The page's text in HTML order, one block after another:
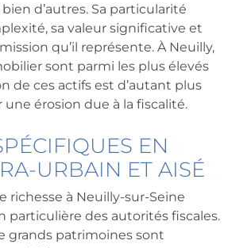
d’autres. Sa particularité
sa valeur significative et
qu’il représente. À Neuilly,
sont parmi les plus élevés
de ces actifs est d’autant plus
érosion due à la fiscalité.
EN
URBAIN ET AISÉ
richesse à Neuilly-sur-Seine
des autorités fiscales.
grands patrimoines sont